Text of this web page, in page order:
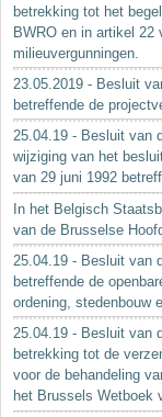
betrekking tot het
BWRO en in artikel 22
milieuvergunningen.
23.05.2019 - Besluit
betreffende de
25.04.19 - Besluit van
wijziging van het
van 29 juni 1992
In het Belgisch
van de Brusselse
25.04.19 - Besluit van
betreffende de
ordening, stedenbouw
25.04.19 - Besluit van
betrekking tot de
voor de behandeling
het Brussels Wetboek